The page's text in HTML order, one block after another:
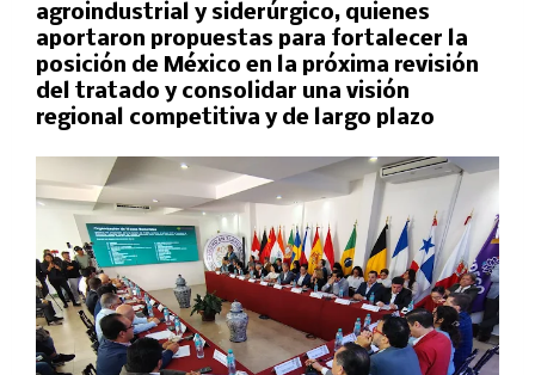
agroindustrial y siderúrgico, quienes
aportaron propuestas para fortalecer la
posición de México en la próxima revisión
del tratado y consolidar una visión
regional competitiva y de largo plazo